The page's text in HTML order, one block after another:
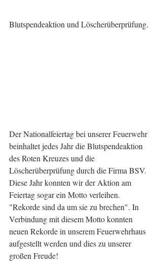
Blutspendeaktion und Löscherüberprüfung.
Der Nationalfeiertag bei unserer Feuerwehr
beinhaltet jedes Jahr die Blutspendeaktion
des Roten Kreuzes und die
Löscherüberprüfung durch die Firma BSV.
Diese Jahr konnten wir der Aktion am
Feiertag sogar ein Motto verleihen.
"Rekorde sind da um sie zu brechen". In
Verbindung mit diesem Motto konnten
neuen Rekorde in unserem Feuerwehrhaus
aufgestellt werden und dies zu unserer
großen Freude!